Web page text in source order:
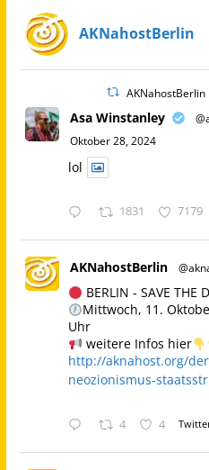
AKNahostBerlin
AKNahostBerlin
Asa Winstanley
Oktober 28, 2024
lol
1831 7179
AKNahostBerlin
BERLIN - SAVE THE
Mittwoch, 11.
Uhr
weitere Infos hier
http://aknahost.org/
neozionismus-
4 4